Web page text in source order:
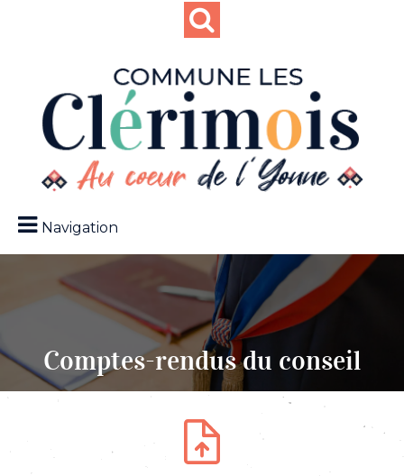
Navigation
Comptes-rendus du conseil